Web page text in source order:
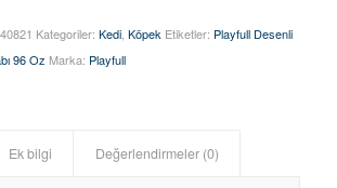
Kategoriler: Kedi, Köpek Etiketler: Playfull Desenli
96 Oz Marka: Playfull
Ek bilgi Değerlendirmeler (0)